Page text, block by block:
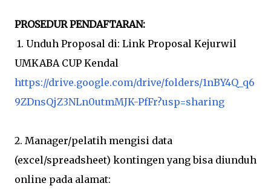
PROSEDUR PENDAFTARAN:
1. Unduh Proposal di: Link Proposal Kejurwil
UMKABA CUP Kendal
https://drive.google.com/drive/folders/1nBY4Q_q6
9ZDnsQjZ3NLn0utmMJK-PfFr?usp=sharing
2. Manager/pelatih mengisi data
(excel/spreadsheet) kontingen yang bisa diunduh
online pada alamat: